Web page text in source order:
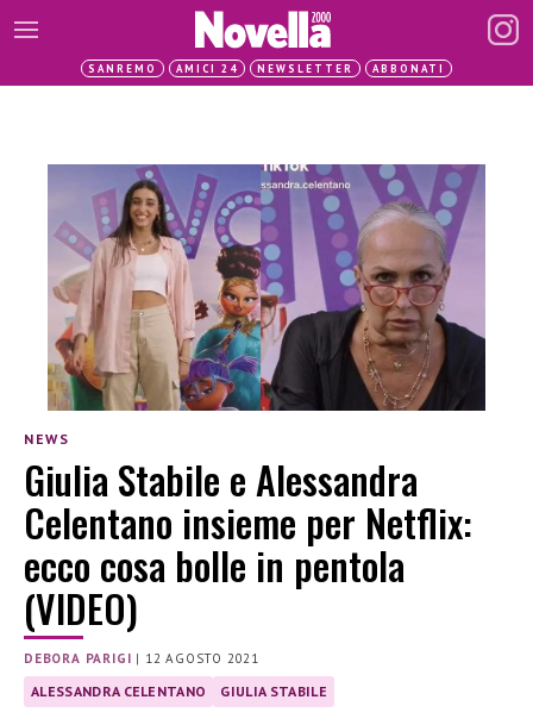
SANREMO AMICI 24 NEWSLETTER ABBONATI
NEWS
Giulia Stabile e Alessandra
Celentano insieme per Netflix:
ecco cosa bolle in pentola
(VIDEO)
DEBORA PARIGI | 12 AGOSTO 2021
ALESSANDRA CELENTANO GIULIA STABILE